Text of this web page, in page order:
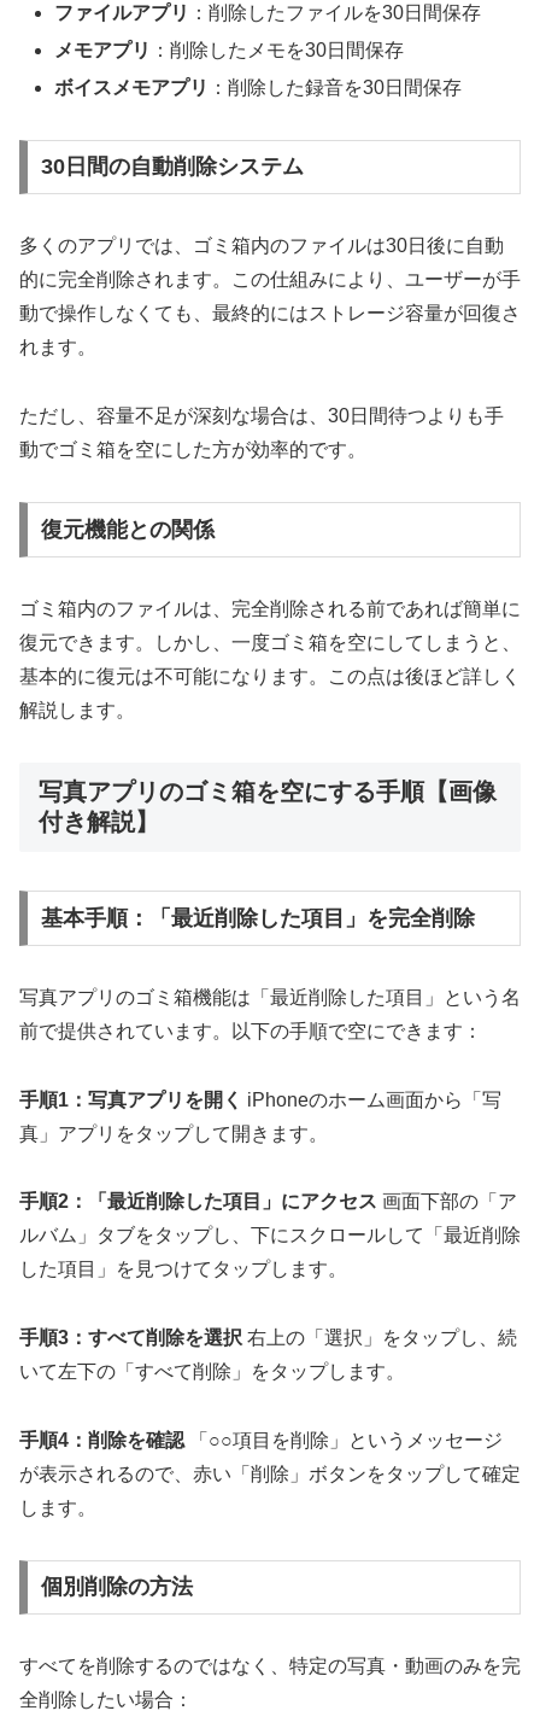
ファイルアプリ ：削除したファイルを30日間保存
メモアプリ ：削除したメモを30日間保存
ボイスメモアプリ ：削除した録音を30日間保存
30日間の自動削除システム
多くのアプリでは、ゴミ箱内のファイルは30日後に自動
的に完全削除されます。この仕組みにより、ユーザーが手
動で操作しなくても、最終的にはストレージ容量が回復さ
れます。
ただし、容量不足が深刻な場合は、30日間待つよりも手
動でゴミ箱を空にした方が効率的です。
復元機能との関係
ゴミ箱内のファイルは、完全削除される前であれば簡単に
復元できます。しかし、一度ゴミ箱を空にしてしまうと、
基本的に復元は不可能になります。この点は後ほど詳しく
解説します。
写真アプリのゴミ箱を空にする手順【画像
付き解説】
基本手順：「最近削除した項目」を完全削除
写真アプリのゴミ箱機能は「最近削除した項目」という名
前で提供されています。以下の手順で空にできます：
手順1：写真アプリを開く iPhoneのホーム画面から「写
真」アプリをタップして開きます。
手順2：「最近削除した項目」にアクセス 画面下部の「ア
ルバム」タブをタップし、下にスクロールして「最近削除
した項目」を見つけてタップします。
手順3：すべて削除を選択 右上の「選択」をタップし、続
いて左下の「すべて削除」をタップします。
手順4：削除を確認 「○○項目を削除」というメッセージ
が表示されるので、赤い「削除」ボタンをタップして確定
します。
個別削除の方法
すべてを削除するのではなく、特定の写真・動画のみを完
全削除したい場合：